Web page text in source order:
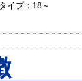
イプ：18～